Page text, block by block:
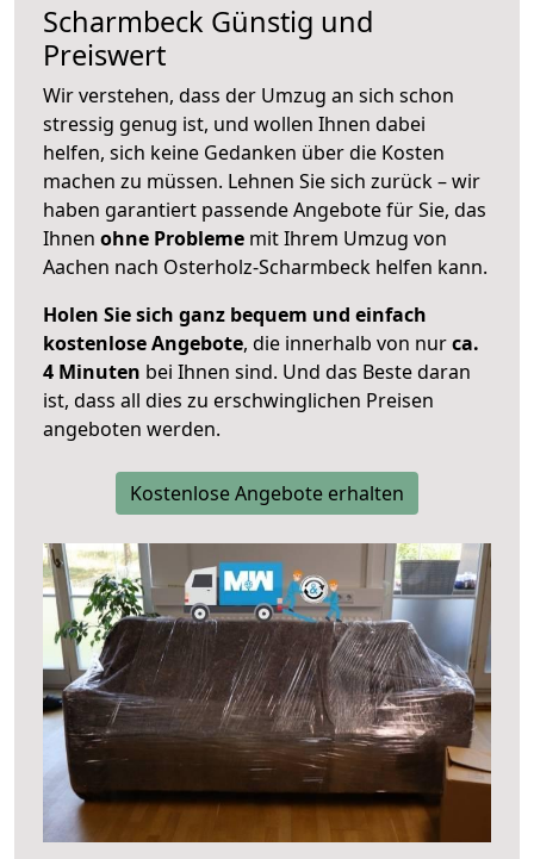
Scharmbeck Günstig und
Preiswert
Wir verstehen, dass der Umzug an sich schon
stressig genug ist, und wollen Ihnen dabei
helfen, sich keine Gedanken über die Kosten
machen zu müssen. Lehnen Sie sich zurück – wir
haben garantiert passende Angebote für Sie, das
Ihnen ohne Probleme mit Ihrem Umzug von
Aachen nach Osterholz-Scharmbeck helfen kann.
Holen Sie sich ganz bequem und einfach
kostenlose Angebote, die innerhalb von nurca.
4 Minuten bei Ihnen sind. Und das Beste daran
ist, dass all dies zu erschwinglichen Preisen
angeboten werden.
Kostenlose Angebote erhalten